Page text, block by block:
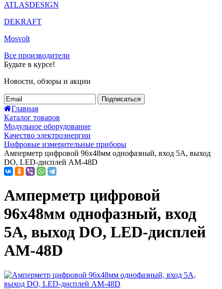
ATLASDESIGN
DEKRAFT
Mosvolt
Все производители
Будьте в курсе!
Новости, обзоры и акции
Подписаться
Главная
Каталог товаров
Модульное оборудование
Качество электроэнергии
Цифровые измерительные приборы
Амперметр цифровой 96x48мм однофазный, вход 5А, выход
DO, LED-дисплей АМ-48D
Амперметр цифровой
96x48мм однофазный, вход
5А, выход DO, LED-дисплей
АМ-48D